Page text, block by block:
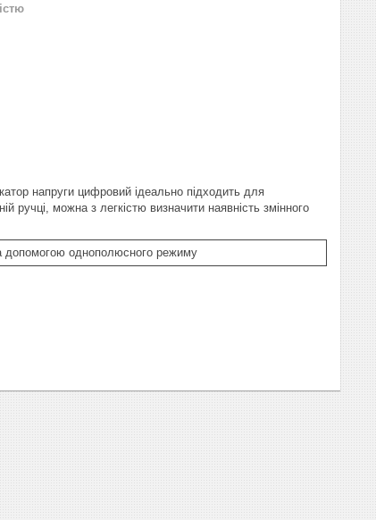
напруги цифровий ідеально підходить для
ручці, можна з легкістю визначити наявність змінного
допомогою однополюсного режиму